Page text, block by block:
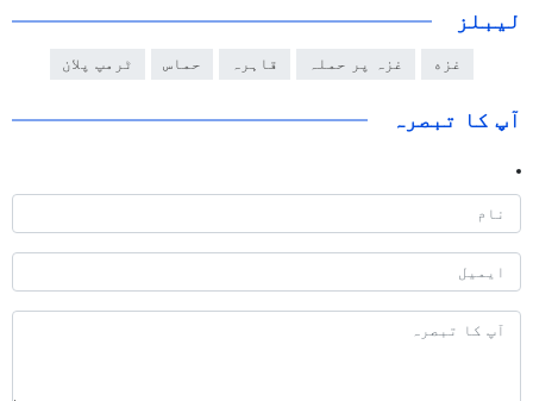
لیبلز
غزه غزہ پر حملہ قاہرہ حماس ٹرمپ پلان
آپ کا تبصرہ